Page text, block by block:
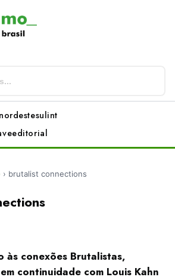
sulint
editorial
› brutalist connections
às conexões Brutalistas,
continuidade com Louis Kahn